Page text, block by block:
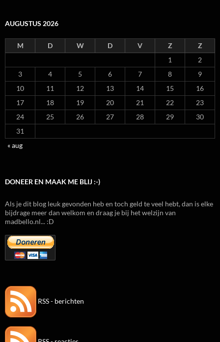
AUGUSTUS 2026
M D W D V Z
Z
1
2
3
4 5 6 7 8
9
10
11 12 13 14 15
16
17
18 19 20 21 22
23
24
25 26 27 28 29
30
31
« aug
DONEER EN MAAK ME BLIJ :-)
Als je dit blog leuk gevonden heb en toch geld te veel hebt, dan is elke
bijdrage meer dan welkom en draag je bij het welzijn van
madbello.nl... :D
RSS - berichten